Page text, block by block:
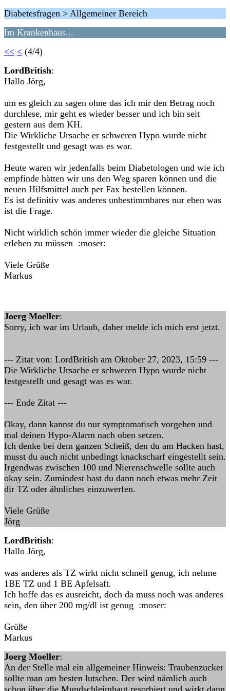
Diabetesfragen > Allgemeiner Bereich
Im Krankenhaus...
<< < (4/4)
LordBritish:
Hallo Jörg,
um es gleich zu sagen ohne das ich mir den Betrag noch
durchlese, mir geht es wieder besser und ich bin seit
gestern aus dem KH.
Die Wirkliche Ursache er schweren Hypo wurde nicht
festgestellt und gesagt was es war.
Heute waren wir jedenfalls beim Diabetologen und wie ich
empfinde hätten wir uns den Weg sparen können und die
neuen Hilfsmittel auch per Fax bestellen können.
Es ist definitiv was anderes unbestimmbares nur eben was
ist die Frage.
Nicht wirklich schön immer wieder die gleiche Situation
erleben zu müssen :moser:
Viele Grüße
Markus
Joerg Moeller:
Sorry, ich war im Urlaub, daher melde ich mich erst jetzt.
--- Zitat von: LordBritish am Oktober 27, 2023, 15:59 ---
Die Wirkliche Ursache er schweren Hypo wurde nicht
festgestellt und gesagt was es war.
--- Ende Zitat ---
Okay, dann kannst du nur symptomatisch vorgehen und
mal deinen Hypo-Alarm nach oben setzen.
Ich denke bei dem ganzen Scheiß, den du am Hacken hast,
musst du auch nicht unbedingt knackscharf eingestellt sein.
Irgendwas zwischen 100 und Nierenschwelle sollte auch
okay sein. Zumindest hast du dann noch etwas mehr Zeit
dir TZ oder ähnliches einzuwerfen.
Viele Grüße
Jörg
LordBritish:
Hallo Jörg,
was anderes als TZ wirkt nicht schnell genug, ich nehme
1BE TZ und 1 BE Apfelsaft.
Ich hoffe das es ausreicht, doch da muss noch was anderes
sein, den über 200 mg/dl ist genug :moser:
Grüße
Markus
Joerg Moeller:
An der Stelle mal ein allgemeiner Hinweis: Traubenzucker
sollte man am besten lutschen. Der wird nämlich auch
schon über die Mundschleimhaut resorbiert und wirkt dann